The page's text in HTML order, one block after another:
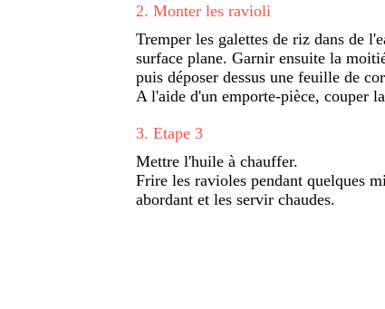
2. Monter les ravioli
Tremper les galettes de riz dans de
surface plane. Garnir ensuite la
puis déposer dessus une feuille de
A l'aide d'un emporte-pièce, couper
3. Etape 3
Mettre l'huile à chauffer.
Frire les ravioles pendant quelques
abordant et les servir chaudes.